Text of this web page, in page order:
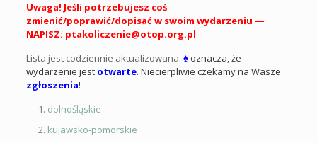
Uwaga! Jeśli potrzebujesz coś
zmienić/poprawić/dopisać w swoim wydarzeniu —
NAPISZ: ptakoliczenie@otop.org.pl
Lista jest codziennie aktualizowana. ♠ oznacza, że
wydarzenie jestotwarte. Niecierpliwie czekamy na Wasze
zgłoszenia!
dolnośląskie
kujawsko-pomorskie